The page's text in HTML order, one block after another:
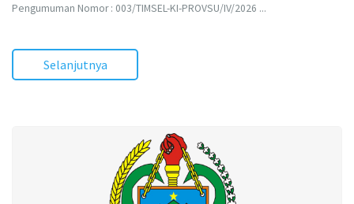
Pengumuman Nomor : 003/TIMSEL-KI-PROVSU/IV/2026 ...
Selanjutnya